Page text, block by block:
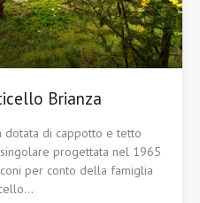
Brianza
dotata di cappotto e tetto
progettata nel 1965
per conto della famiglia